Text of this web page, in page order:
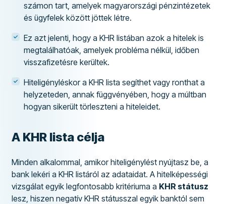
számon tart, amelyek magyarországi pénzintézetek
és ügyfelek között jöttek létre.
Ez azt jelenti, hogy a KHR listában azok a hitelek is
megtalálhatóak, amelyek probléma nélkül, időben
visszafizetésre kerültek.
Hiteligényléskor a KHR lista segíthet vagy ronthat a
helyzeteden, annak függvényében, hogy a múltban
hogyan sikerült törleszteni a hiteleidet.
A KHR lista célja
Minden alkalommal, amikor hiteligénylést nyújtasz be, a
bank lekéri a KHR listáról az adataidat. A hitelképességi
vizsgálat egyik legfontosabb kritériuma a KHR státusz
lesz, hiszen negatív KHR státusszal egyik banktól sem